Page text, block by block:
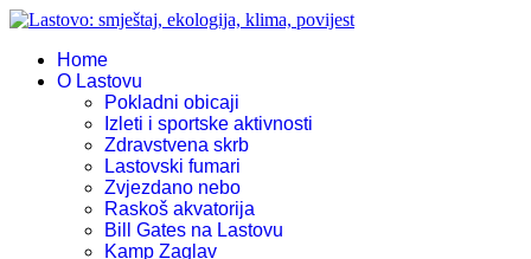
Home
O Lastovu
Pokladni obicaji
Izleti i sportske aktivnosti
Zdravstvena skrb
Lastovski fumari
Zvjezdano nebo
Raskoš akvatorija
Bill Gates na Lastovu
Kamp Zaglav